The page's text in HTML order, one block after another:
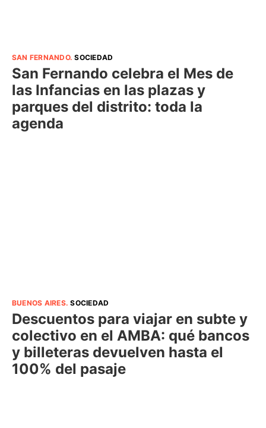
SAN FERNANDO.SOCIEDAD
San Fernando celebra el Mes de
las Infancias en las plazas y
parques del distrito: toda la
agenda
BUENOS AIRES.SOCIEDAD
Descuentos para viajar en subte y
colectivo en el AMBA: qué bancos
y billeteras devuelven hasta el
100% del pasaje